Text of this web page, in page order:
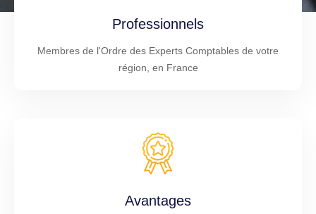
Professionnels
Membres de l'Ordre des Experts Comptables de votre
région, en France
Avantages